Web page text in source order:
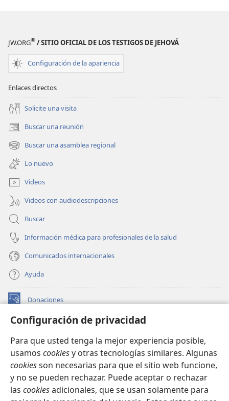
Configuración de privacidad
Para que usted tenga la mejor experiencia posible,
usamos cookiesy otras tecnologías similares. Algunas
cookiesson necesarias para que el sitio web funcione,
y no se pueden rechazar. Puede aceptar o rechazar
las cookiesadicionales, que se usan solamente para
JW.ORG® / SITIO OFICIAL DE LOS TESTIGOS DE JEHOVÁ
Configuración de la apariencia
Enlaces directos
Solicite una visita
Buscar una reunión
(abre
una
nueva
ventana)
Buscar una asamblea regional
(abre
una
nueva
ventana)
Lo nuevo
Videos
Videos con audiodescripciones
Buscar
Información médica para profesionales de la salud
Comunicados internacionales
Ayuda
Donaciones
(abre
nueva BIBLIOTECA EN LÍNEA Watchtower™
una
nueva
ventana)
JW Hub
(abre
una
nueva
ventana)
JW Library
Watchtower Library